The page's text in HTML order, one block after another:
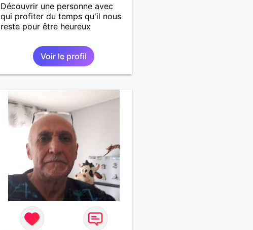
Découvrir une personne avec
qui profiter du temps qu'il nous
reste pour être heureux
Voir le profil